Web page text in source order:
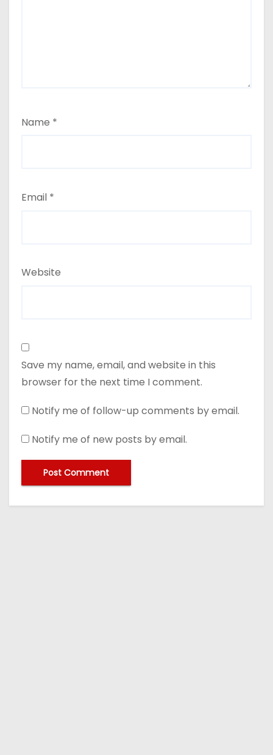
Name *
Email *
Website
Save my name, email, and website in this
browser for the next time I comment.
Notify me of follow-up comments by email.
Notify me of new posts by email.